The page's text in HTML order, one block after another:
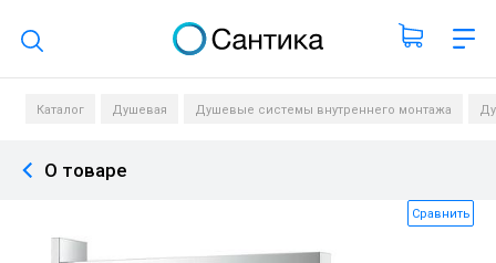
Поиск по каталогу
Каталог Душевая Душевые системы внутреннего монтажа
О товаре
Сравнить